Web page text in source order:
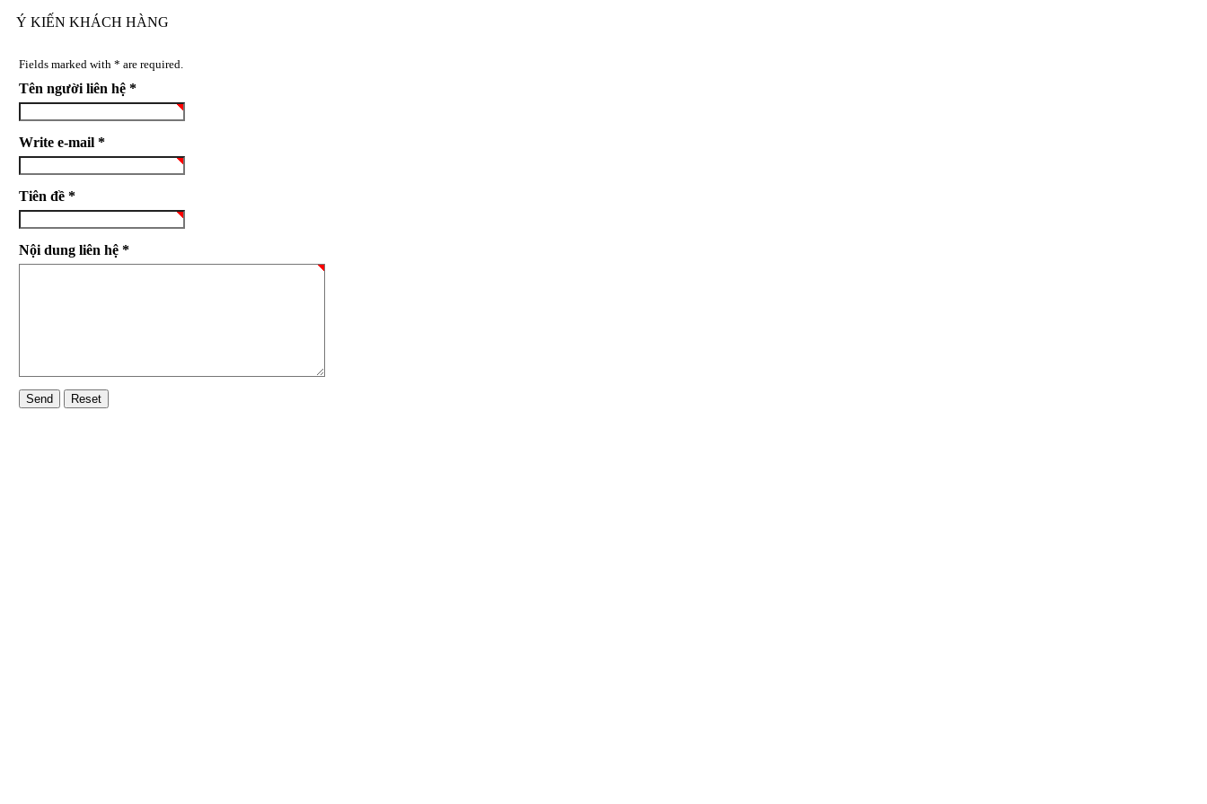
Ý KIẾN KHÁCH HÀNG
Fields marked with * are required.
Tên người liên hệ *
Write e-mail *
Tiên đề *
Nội dung liên hệ *
Send Reset